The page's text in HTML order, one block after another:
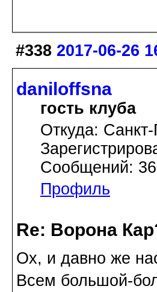
#338 2017-06-26
daniloffsna
гость клуба
Откуда: Санкт-
Сообщений: 36
Профиль
Re: Ворона
Ох, и давно же
Всем большой-